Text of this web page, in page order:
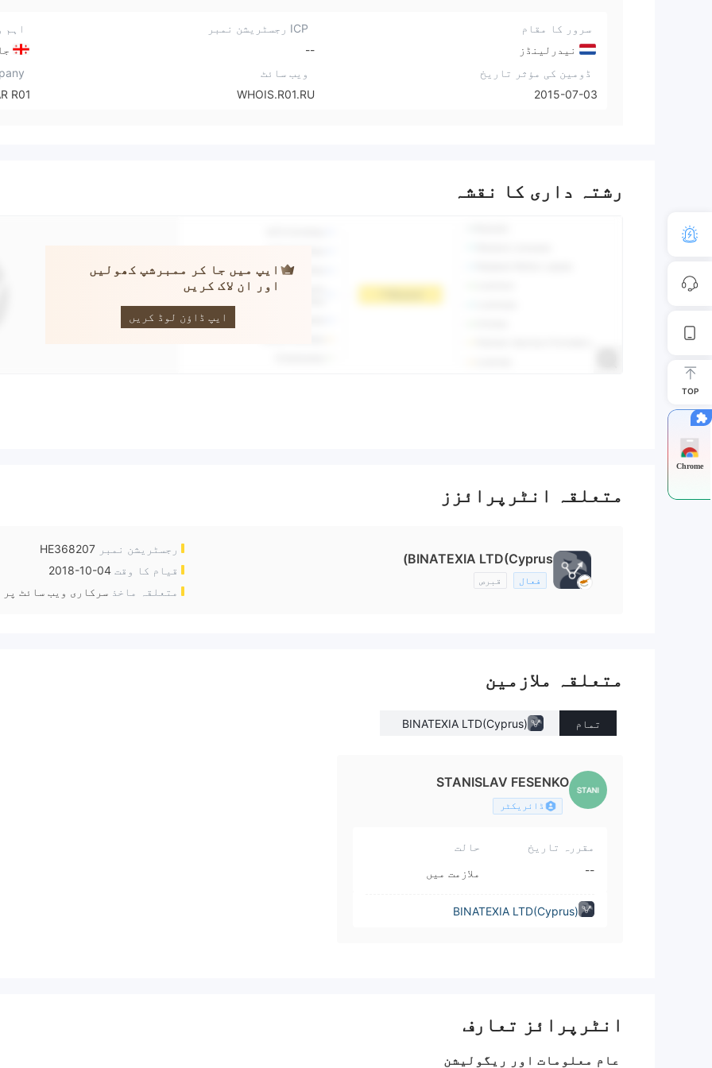
سرور کا مقام
نیدرلینڈز
ICP رجسٹریشن نمبر
--
اہم
ڈومین کی مؤثر تاریخ
2015-07-03
ویب سائٹ
WHOIS.R01.RU
R01
رشتہ داری کا نقشہ
ایپ میں جا کر ممبرشپ کھولیں
اور ان لاک کریں
ایپ ڈاؤن لوڈ کریں
binatex
متعلقہ انٹرپرائزز
BINATEXIA LTD(Cyprus)
فعال قبرص
رجسٹریشن نمبر HE368207
قیام کا وقت 2018-10-04
متعلقہ ماخذ سرکاری ویب سائٹ پر
متعلقہ ملازمین
تمام BINATEXIA LTD(Cyprus)
STANISLAV FESENKO
ڈائریکٹر
مقررہ تاریخ
--
حالت
ملازمت میں
BINATEXIA LTD(Cyprus)
انٹرپرائز تعارف
عام معلومات اور ریگولیشن
TOP
Chrome